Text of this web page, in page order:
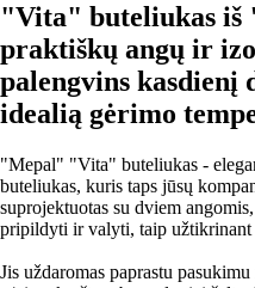
"Vita" buteliukas iš
praktiškų angų ir
palengvins
idealią gėrimo
"Mepal" "Vita" buteliukas -
buteliukas, kuris taps jūsų
suprojektuotas su dviem
pripildyti ir valyti, taip užtikrinant
Jis uždaromas paprastu